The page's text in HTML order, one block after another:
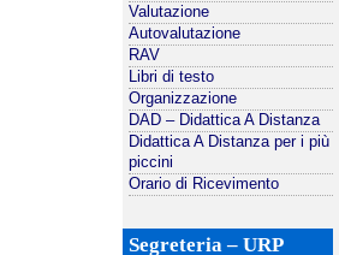
Valutazione
Autovalutazione
RAV
Libri di testo
Organizzazione
DAD – Didattica A Distanza
Didattica A Distanza per i più
piccini
Orario di Ricevimento
Segreteria – URP